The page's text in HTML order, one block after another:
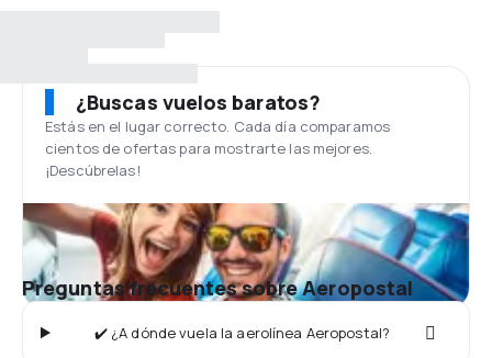
¿Buscas vuelos baratos?
Estás en el lugar correcto. Cada día comparamos
cientos de ofertas para mostrarte las mejores.
¡Descúbrelas!
Preguntas frecuentes sobre Aeropostal
✔️ ¿A dónde vuela la aerolínea Aeropostal?